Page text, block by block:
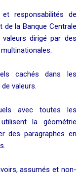
responsabilités de
de la Banque Centrale
dirigé par des
cachés dans les
valeurs.
avec toutes les
la géométrie
des paragraphes en
assumés et non-